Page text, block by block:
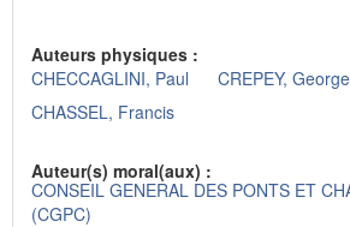
Auteurs physiques :
CHECCAGLINI, Paul
CREPEY,
CHASSEL, Francis
Auteur(s) moral(aux) :
CONSEIL GENERAL DES PONTS ET
(CGPC)